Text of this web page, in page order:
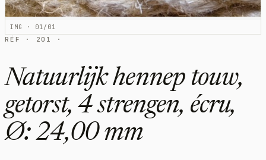
IMG · 01/01
RÉF · 201 ·
Natuurlijk hennep touw,
getorst, 4 strengen, écru,
Ø: 24,00 mm